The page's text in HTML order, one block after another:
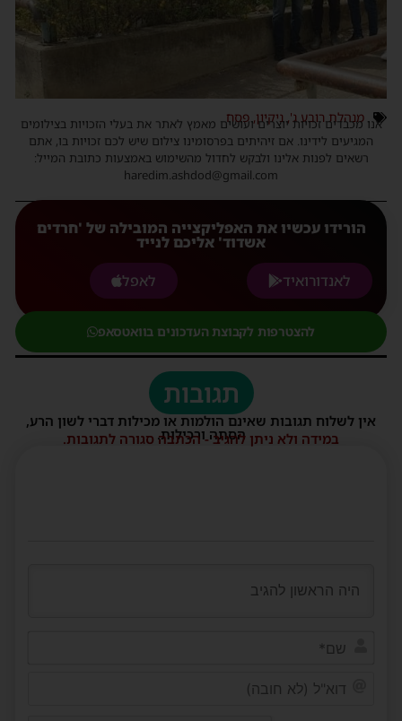
מנהלת רובע ג',ניקיון,פסח
אנו מכבדים זכויות יוצרים ועושים מאמץ לאתר את בעלי הזכויות בצילומים
המגיעים לידינו. אם זיהיתים בפרסומינו צילום שיש לכם זכויות בו, אתם
רשאים לפנות אלינו ולבקש לחדול מהשימוש באמצעות כתובת המייל:
haredim.ashdod@gmail.com
הורידו עכשיו את האפליקצייה המובילה של 'חרדים
אשדוד' אליכם לנייד
לאנדורואיד
לאפל
להצטרפות לקבוצת העדכונים בוואטסאפ
תגובות
אין לשלוח תגובות שאינם הולמות או מכילות דברי לשון הרע,
הסתה ורכילות.
במידה ולא ניתן להגיב - הכתבה סגורה לתגובות.